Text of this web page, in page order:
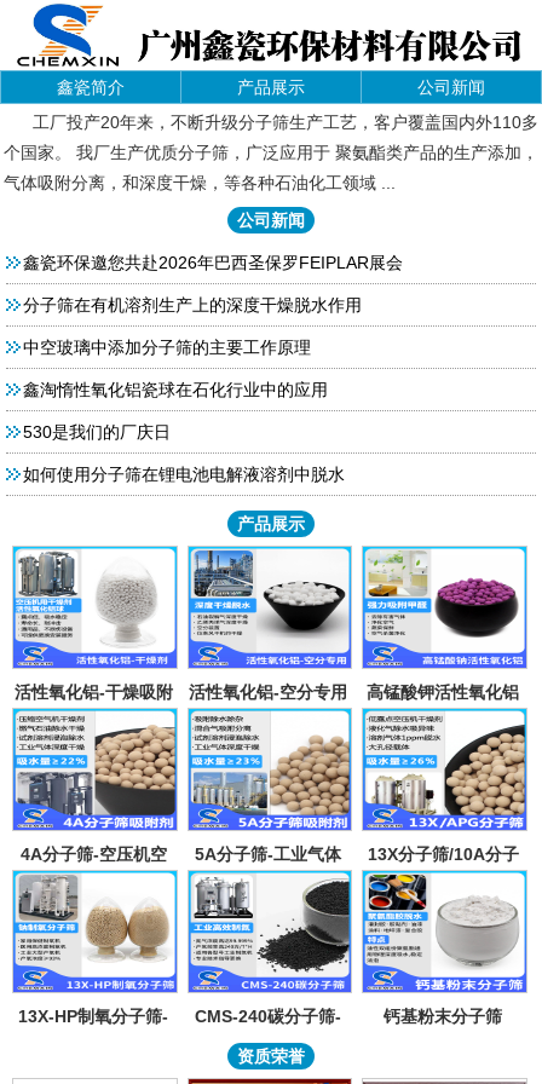
鑫瓷简介 产品展示
公司新闻
工厂投产20年来，不断升级分子筛生产工艺，客户覆盖国内外110多
个国家。 我厂生产优质分子筛，广泛应用于 聚氨酯类产品的生产添加，
气体吸附分离，和深度干燥，等各种石油化工领域 ...
公司新闻
鑫瓷环保邀您共赴2026年巴西圣保罗FEIPLAR展会
分子筛在有机溶剂生产上的深度干燥脱水作用
中空玻璃中添加分子筛的主要工作原理
鑫淘惰性氧化铝瓷球在石化行业中的应用
530是我们的厂庆日
如何使用分子筛在锂电池电解液溶剂中脱水
产品展示
活性氧化铝-干燥吸附
活性氧化铝-空分专用
吸附剂
高锰酸钾活性氧化铝
4A分子筛-空压机空
气气体吸水干燥颗粒-
溶剂试剂深度除水分
子筛吸附球
5A分子筛-工业气体
吸附纯化-溶剂深度除
水-混合气吸附分离
13X分子筛/10A分子
筛-lpglng燃气干燥除
异味除杂-空气低露点
干燥
13X-HP制氧分子筛-
筛95氧浓度-制氧钠分
CMS-240碳分子筛-
工业制氮机吸附剂炭
分子筛-99.999%浓度
钙基粉末分子筛
资质荣誉